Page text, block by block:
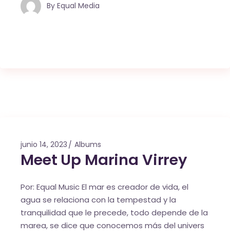
By Equal Media
junio 14, 2023 Albums
Meet Up Marina Virrey
Por: Equal Music El mar es creador de vida, el
agua se relaciona con la tempestad y la
tranquilidad que le precede, todo depende de la
marea, se dice que conocemos más del univers